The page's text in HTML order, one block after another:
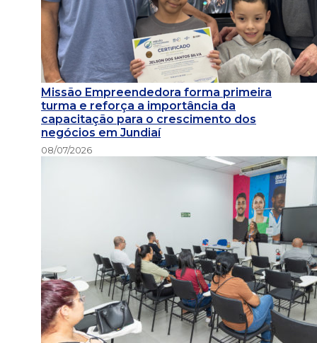
Missão Empreendedora forma primeira
turma e reforça a importância da
capacitação para o crescimento dos
negócios em Jundiaí
08/07/2026